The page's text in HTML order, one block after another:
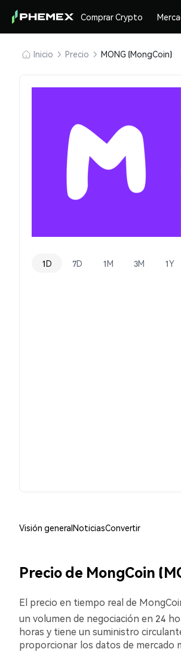
Comprar Crypto
Inicio Precio MONG (MongCoin)
1D 7D 1M 3M 1Y
Visión generalNoticiasConvertir
Precio de MongCoin
El precio en tiempo real de
un volumen de negociación en 24
horas y tiene un suministro
proporcionar los datos de mercado